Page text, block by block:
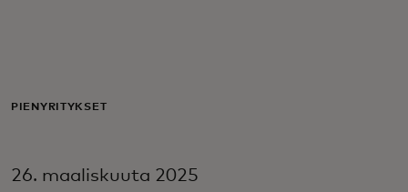
PIENYRITYKSET
26. maaliskuuta 2025